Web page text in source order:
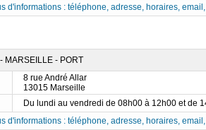
d'informations : téléphone, adresse, horaires,
MARSEILLE - PORT
8 rue André Allar
13015 Marseille
Du lundi au vendredi de 08h00 à 12h00 et de
d'informations : téléphone, adresse, horaires,